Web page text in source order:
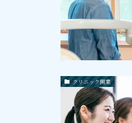
クリニック開業